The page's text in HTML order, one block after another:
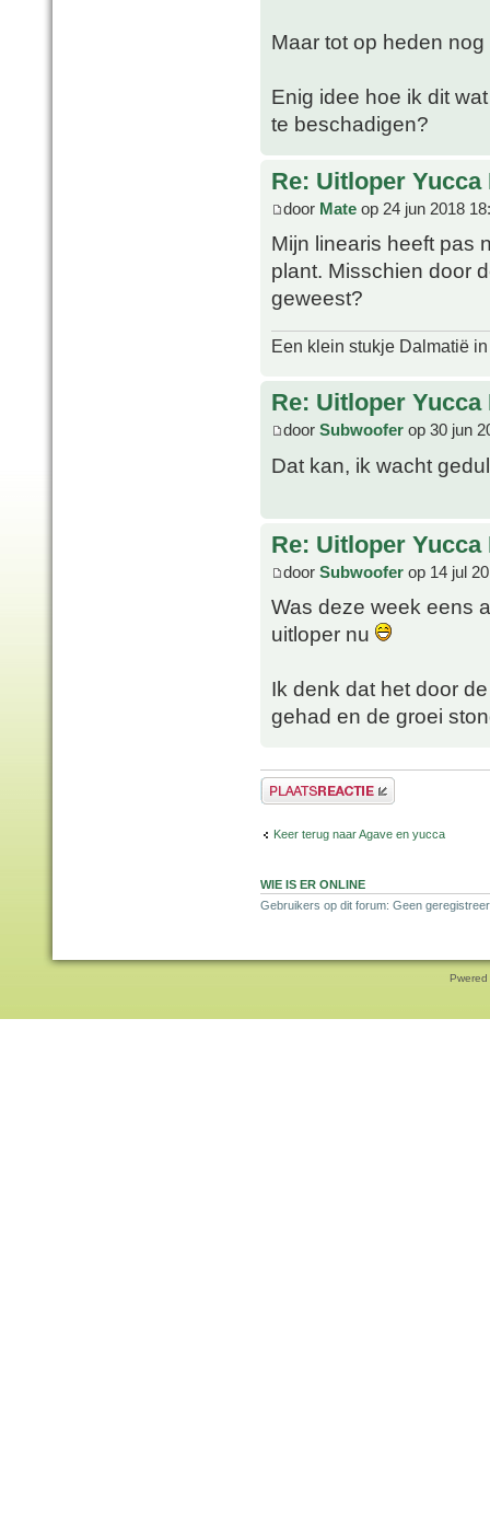
Maar tot op heden
Enig idee hoe ik dit
te beschadigen?
Re: Uitloper
door Mate op 24 jun 2018
Mijn linearis heeft pas
plant. Misschien door
geweest?
Een klein stukje Dalmatië
Re: Uitloper
door Subwoofer op 30 jun
Dat kan, ik wacht
Re: Uitloper
door Subwoofer op 14 jul
Was deze week eens
uitloper nu
Ik denk dat het door
gehad en de groei
Plaats een reactie
Keer terug naar Agave en yucca
WIE IS ER ONLINE
Gebruikers op dit forum: Geen